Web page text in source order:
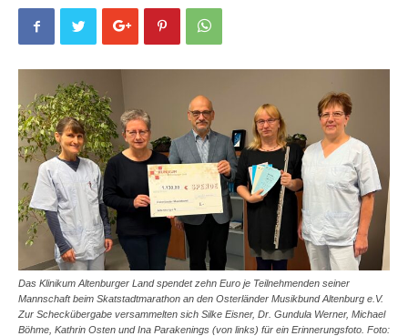
Das Klinikum Altenburger Land spendet zehn Euro je Teilnehmenden seiner
Mannschaft beim Skatstadtmarathon an den Osterländer Musikbund Altenburg e.V.
Zur Scheckübergabe versammelten sich Silke Eisner, Dr. Gundula Werner, Michael
Böhme, Kathrin Osten und Ina Parakenings (von links) für ein Erinnerungsfoto. Foto: